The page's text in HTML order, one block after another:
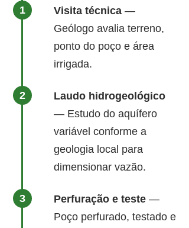
Visita técnica —
Geólogo avalia terreno,
ponto do poço e área
irrigada.
Laudo hidrogeológico
— Estudo do aquífero
variável conforme a
geologia local para
dimensionar vazão.
Perfuração e teste —
Poço perfurado, testado e